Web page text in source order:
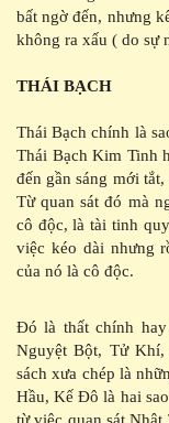
bất ngờ đến, nhưng
không ra xấu ( do sự
THÁI BẠCH
Thái Bạch chính là
Thái Bạch Kim Tinh
đến gần sáng mới
Từ quan sát đó mà
cô độc, là tài tinh
việc kéo dài nhưng
của nó là cô độc.
Đó là thất chính
Nguyệt Bột, Tử
sách xưa chép là
Hầu, Kế Đô là hai